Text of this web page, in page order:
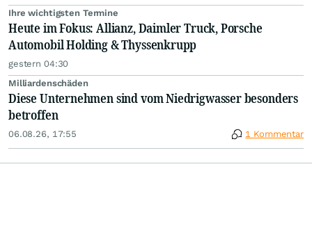
Ihre wichtigsten Termine
Heute im Fokus: Allianz, Daimler Truck, Porsche
Automobil Holding & Thyssenkrupp
gestern 04:30
Milliardenschäden
Diese Unternehmen sind vom Niedrigwasser besonders
betroffen
06.08.26, 17:55 1 Kommentar